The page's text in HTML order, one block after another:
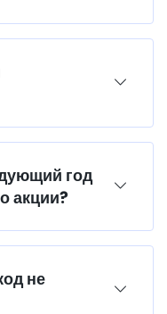
год
акции?
не